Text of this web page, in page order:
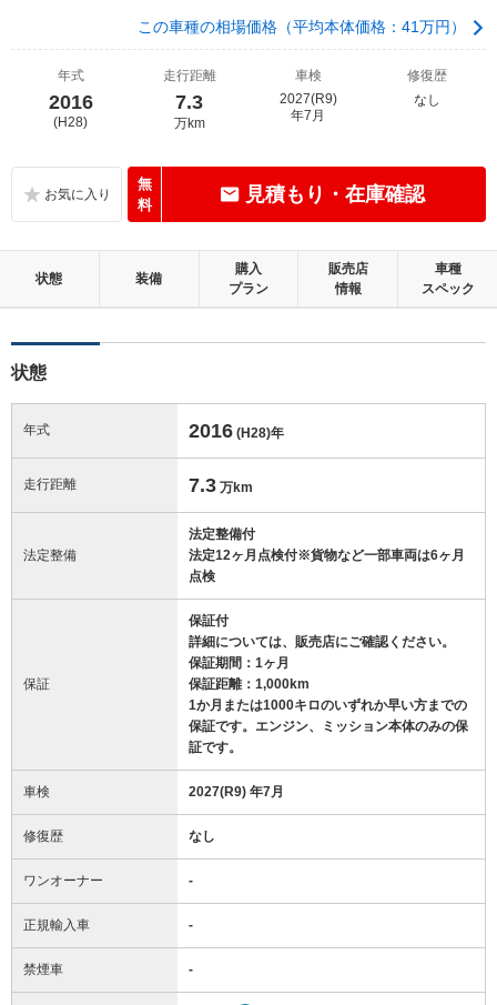
この車種の相場価格（平均本体価格：41万円）
年式
2016
(H28)
走行距離
7.3
万km
車検
2027(R9)
年7月
修復歴
なし
無
料
見積もり・在庫確認
状態 装備
購入
プラン
販売店
情報
車種
スペック
状態
年式 2016 (H28)年
走行距離 7.3 万km
法定整備
法定整備付
法定12ヶ月点検付※貨物など一部車両は6ヶ月
点検
保証
保証付
詳細については、販売店にご確認ください。
保証期間：1ヶ月
保証距離：1,000km
1か月または1000キロのいずれか早い方までの
保証です。エンジン、ミッション本体のみの保
証です。
車検 2027(R9) 年7月
修復歴 なし
ワンオーナー -
正規輸入車 -
禁煙車 -